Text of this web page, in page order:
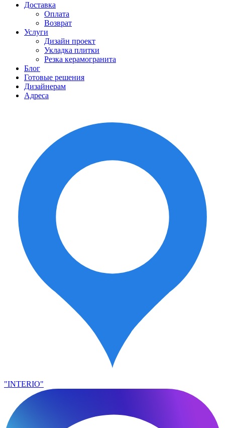
Доставка
Оплата
Возврат
Услуги
Дизайн проект
Укладка плитки
Резка керамогранита
Блог
Готовые решения
Дизайнерам
Адреса
"INTERIO"